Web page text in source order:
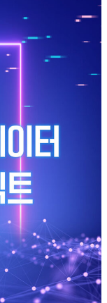
지컬’아나키스
로 새롭게 탄생
컬’아나키스